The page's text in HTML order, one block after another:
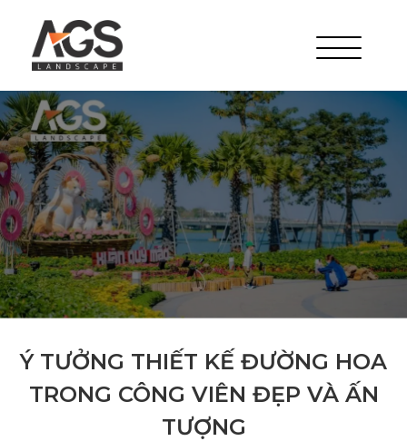
Ý TƯỞNG THIẾT KẾ ĐƯỜNG HOA
TRONG CÔNG VIÊN ĐẸP VÀ ẤN
TƯỢNG